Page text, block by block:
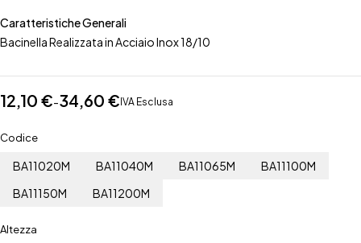
Caratteristiche Generali
Bacinella Realizzata in Acciaio Inox 18/10
12,10 €-34,60 € IVA Esclusa
Codice
BA11020M BA11040M BA11065M
BA11100M
BA11150M
BA11200M
Altezza